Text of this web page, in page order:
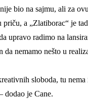
bio na sajmu, ali za
a „Zlatiborac“ je
upravo radimo na
nemamo nešto u
sloboda, tu
dodao je Cane.